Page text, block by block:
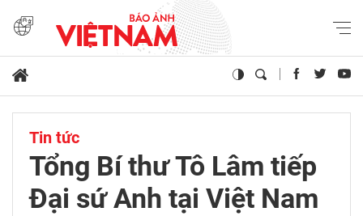
Tin tức
Tổng Bí thư Tô Lâm tiếp
Đại sứ Anh tại Việt Nam